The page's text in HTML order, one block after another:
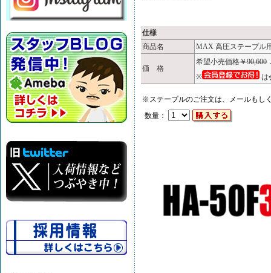
仕様
商品名
MAX 高圧ステープル
価 格
希望小売価格￥90,600
※
は
※ステープルのご注文は、メールもし
数量：